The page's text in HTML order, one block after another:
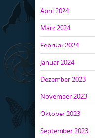
April 2024
März 2024
Februar 2024
Januar 2024
Dezember 2023
November 2023
Oktober 2023
September 2023